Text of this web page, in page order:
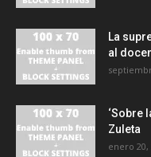
La
al
‘Sobre
Zuleta
enero 20,